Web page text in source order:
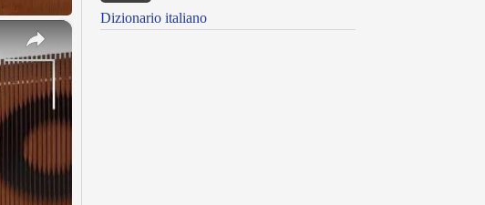
× Dizionario italiano